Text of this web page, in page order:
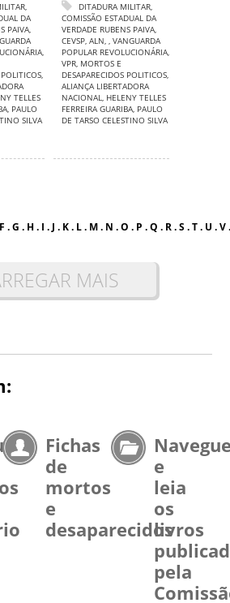
,
DA
PAIVA,
,
,
TELLES
, PAULO
SILVA
DITADURA MILITAR,
COMISSÃO ESTADUAL DA
VERDADE RUBENS PAIVA,
CEVSP, ALN, , VANGUARDA
POPULAR REVOLUCIONÁRIA,
VPR, MORTOS E
DESAPARECIDOS POLITICOS,
ALIANÇA LIBERTADORA
NACIONAL, HELENY TELLES
FERREIRA GUARIBA, PAULO
DE TARSO CELESTINO SILVA
F .G . H. I . J . K. L. M. N .O . P .Q . R.S.T. U .V.
MAIS
Fichas
de
mortos
e
desaparecidos
e
leia
os
livros
pela